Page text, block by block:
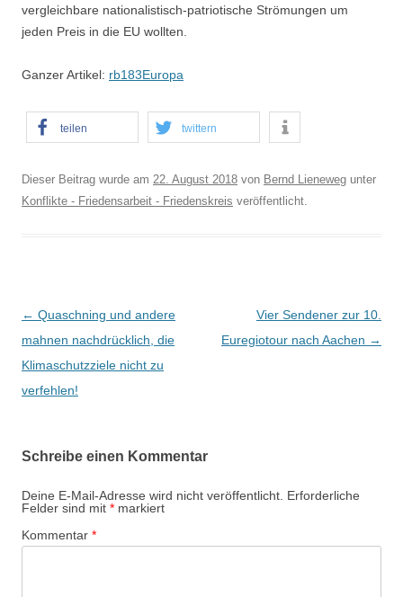
vergleichbare nationalistisch‐patriotische Strömungen um
jeden Preis in die EU wollten.
Ganzer Artikel: rb183Europa
teilen twittern
Dieser Beitrag wurde am 22. August 2018 von Bernd Lieneweg unter
Konflikte - Friedensarbeit - Friedenskreis veröffentlicht.
B
e
i
t
g
s
-
N
← Quaschning und andere
mahnen nachdrücklich, die
Klimaschutzziele nicht zu
verfehlen!
Vier Sendener zur 10.
Euregiotour nach Aachen →
Schreibe einen Kommentar
Deine E-Mail-Adresse wird nicht veröffentlicht. Erforderliche
Felder sind mit * markiert
Kommentar *